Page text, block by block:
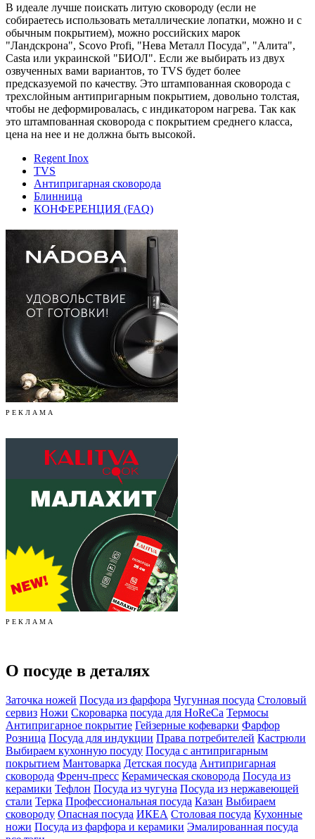
В идеале лучше поискать литую сковороду (если не
собираетесь использовать металлические лопатки, можно и с
обычным покрытием), можно российских марок
"Ландскрона", Scovo Profi, "Нева Металл Посуда", "Алита",
Сasta или украинской "БИОЛ". Если же выбирать из двух
озвученных вами вариантов, то TVS будет более
предсказуемой по качеству. Это штампованная сковорода с
трехслойным антипригарным покрытием, довольно толстая,
чтобы не деформировалась, с индикатором нагрева. Так как
это штампованная сковорода с покрытием среднего класса,
цена на нее и не должна быть высокой.
Regent Inox
TVS
Антипригарная сковорода
Блинница
КОНФЕРЕНЦИЯ (FAQ)
Р Е К Л А М А
Р Е К Л А М А
О посуде в деталях
Заточка ножей Посуда из фарфора Чугунная посуда Столовый
сервиз Ножи Скороварка посуда для HoReCa Термосы
Антипригарное покрытие Гейзерные кофеварки Фарфор
Розница Посуда для индукции Права потребителей Кастрюли
Выбираем кухонную посуду Посуда с антипригарным
покрытием Мантоварка Детская посуда Антипригарная
сковорода Френч-пресс Керамическая сковорода Посуда из
керамики Тефлон Посуда из чугуна Посуда из нержавеющей
стали Терка Профессиональная посуда Казан Выбираем
сковороду Опасная посуда ИКЕА Столовая посуда Кухонные
ножи Посуда из фарфора и керамики Эмалированная посуда